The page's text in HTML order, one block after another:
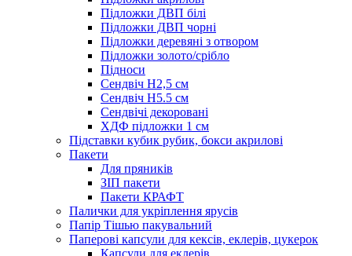
Підложки ДВП білі
Підложки ДВП чорні
Підложки деревяні з отвором
Підложки золото/срібло
Підноси
Сендвіч H2,5 см
Сендвіч H5.5 см
Сендвічі декоровані
ХДФ підложки 1 см
Підставки кубик рубик, бокси акрилові
Пакети
Для пряників
ЗІП пакети
Пакети КРАФТ
Палички для укріплення ярусів
Папір Тішью пакувальний
Паперові капсули для кексів, еклерів, цукерок
Капсули для еклерів